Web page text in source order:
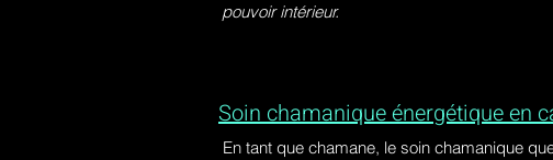
pouvoir intérieur.
Soin chamanique énergétique en
En tant que chamane, le soin chamanique